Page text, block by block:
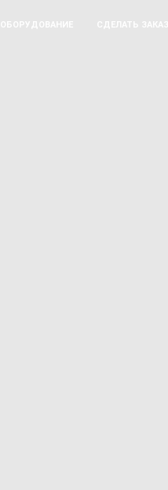
ОБОРУДОВАНИЕ СДЕЛАТЬ ЗАКАЗ